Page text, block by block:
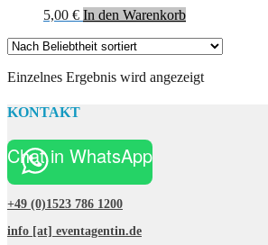
5,00 € In den Warenkorb
Einzelnes Ergebnis wird angezeigt
KONTAKT
Chat in WhatsApp
+49 (0)1523 786 1200
info [at] eventagentin.de